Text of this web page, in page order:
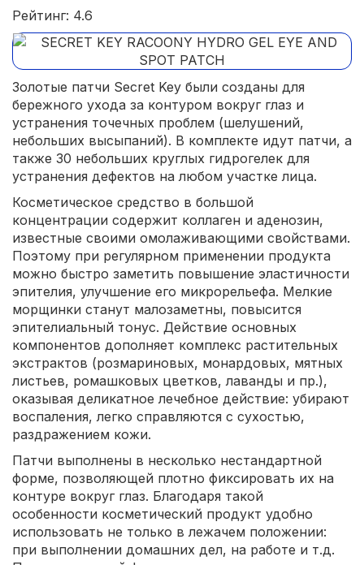
Рейтинг: 4.6
Золотые патчи Secret Key были созданы для
бережного ухода за контуром вокруг глаз и
устранения точечных проблем (шелушений,
небольших высыпаний). В комплекте идут патчи, а
также 30 небольших круглых гидрогелек для
устранения дефектов на любом участке лица.
Косметическое средство в большой
концентрации содержит коллаген и аденозин,
известные своими омолаживающими свойствами.
Поэтому при регулярном применении продукта
можно быстро заметить повышение эластичности
эпителия, улучшение его микрорельефа. Мелкие
морщинки станут малозаметны, повысится
эпителиальный тонус. Действие основных
компонентов дополняет комплекс растительных
экстрактов (розмариновых, монардовых, мятных
листьев, ромашковых цветков, лаванды и пр.),
оказывая деликатное лечебное действие: убирают
воспаления, легко справляются с сухостью,
раздражением кожи.
Патчи выполнены в несколько нестандартной
форме, позволяющей плотно фиксировать их на
контуре вокруг глаз. Благодаря такой
особенности косметический продукт удобно
использовать не только в лежачем положении:
при выполнении домашних дел, на работе и т.д.